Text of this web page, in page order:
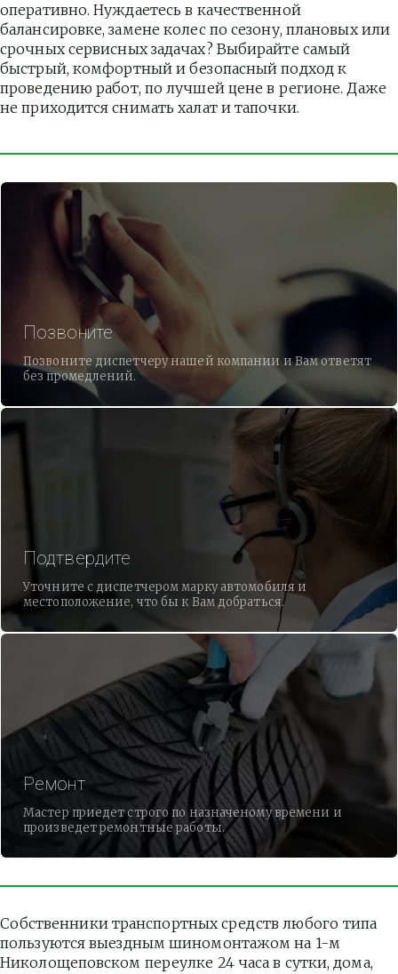
оперативно. Нуждаетесь в качественной
балансировке, замене колес по сезону, плановых или
срочных сервисных задачах? Выбирайте самый
быстрый, комфортный и безопасный подход к
проведению работ, по лучшей цене в регионе. Даже
не приходится снимать халат и тапочки.
Позвоните
Позвоните диспетчеру нашей компании и Вам ответят
без промедлений.
Подтвердите
Уточните с диспетчером марку автомобиля и
местоположение, что бы к Вам добраться.
Ремонт
Мастер приедет строго по назначеному времени и
произведет ремонтные работы.
Собственники транспортных средств любого типа
пользуются выездным шиномонтажом на 1-м
Николощеповском переулке 24 часа в сутки, дома,